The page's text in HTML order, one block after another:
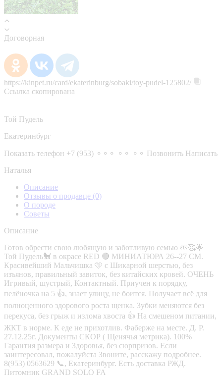
Договорная
https://kinpet.ru/card/ekaterinburg/sobaki/toy-pudel-125802/
Ссылка скопирована
Той Пудель
Екатеринбург
Показать телефон +7 (953) ⚬⚬⚬ ⚬⚬ ⚬⚬ Позвонить Написать
Наталья
Описание
Отзывы о продавце (0)
О породе
Советы
Описание
Готов обрести свою любящую и заботливую семью 🤲🥰🌟
Той Пудель🐩 в окрасе RED 🔴 МИНИАТЮРА 26--27 СМ.
Красивейший Мальчишка 🩵 с Шикарной шерстью, без
изъянов, правильный завиток, без китайских кровей. ОЧЕНЬ
Игривый, шустрый, Контактный. Приучен к порядку,
пелëночка на 5 👍, знает улицу, не боится. Получает всё для
полноценного здорового роста щенка. Зубки меняются без
перекуса, без грыж и излома хвоста 👍 На смешеном питании,
ЖКТ в норме. К еде не прихотлив. Фаберже на месте. Д. Р.
27.12.25г. Документы СКОР ( Щенячья метрика). 100%
Гарантия размера и Здоровья, без сюрпризов. Если
заинтересовал, пожалуйста Звоните, расскажу подробнее.
8(953) 0563629 📞, Екатеринбург. Есть доставка РЖД.
Питомник GRAND SOLO FA